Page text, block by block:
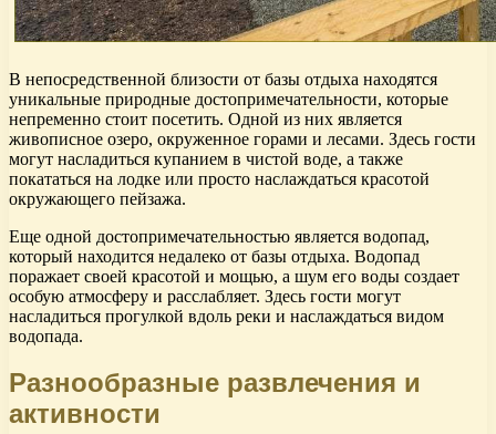
В непосредственной близости от базы отдыха находятся
уникальные природные достопримечательности, которые
непременно стоит посетить. Одной из них является
живописное озеро, окруженное горами и лесами. Здесь гости
могут насладиться купанием в чистой воде, а также
покататься на лодке или просто наслаждаться красотой
окружающего пейзажа.
Еще одной достопримечательностью является водопад,
который находится недалеко от базы отдыха. Водопад
поражает своей красотой и мощью, а шум его воды создает
особую атмосферу и расслабляет. Здесь гости могут
насладиться прогулкой вдоль реки и наслаждаться видом
водопада.
Разнообразные развлечения и
активности